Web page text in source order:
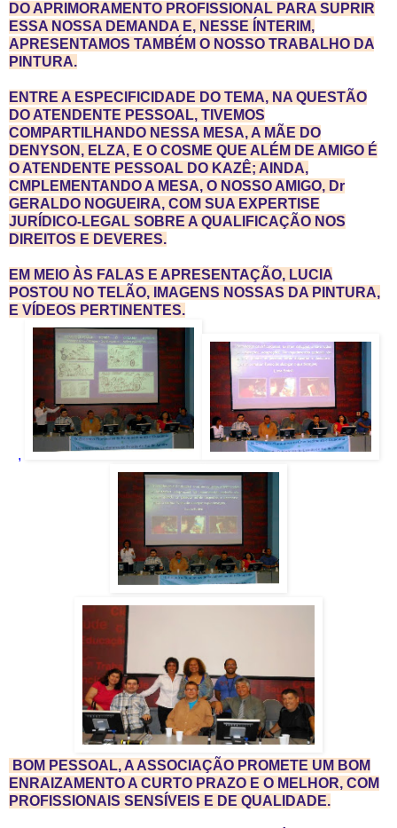
DO APRIMORAMENTO PROFISSIONAL PARA SUPRIR
ESSA NOSSA DEMANDA E, NESSE ÍNTERIM,
APRESENTAMOS TAMBÉM O NOSSO TRABALHO DA
PINTURA.
ENTRE A ESPECIFICIDADE DO TEMA, NA QUESTÃO
DO ATENDENTE PESSOAL, TIVEMOS
COMPARTILHANDO NESSA MESA, A MÃE DO
DENYSON, ELZA, E O COSME QUE ALÉM DE AMIGO É
O ATENDENTE PESSOAL DO KAZÊ; AINDA,
CMPLEMENTANDO A MESA, O NOSSO AMIGO, Dr
GERALDO NOGUEIRA, COM SUA EXPERTISE
JURÍDICO-LEGAL SOBRE A QUALIFICAÇÃO NOS
DIREITOS E DEVERES.
EM MEIO ÀS FALAS E APRESENTAÇÃO, LUCIA
POSTOU NO TELÃO, IMAGENS NOSSAS DA PINTURA,
E VÍDEOS PERTINENTES.
,
BOM PESSOAL, A ASSOCIAÇÃO PROMETE UM BOM
ENRAIZAMENTO A CURTO PRAZO E O MELHOR, COM
PROFISSIONAIS SENSÍVEIS E DE QUALIDADE.